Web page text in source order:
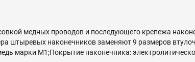
медных проводов и последующего крепежа
штыревых наконечников заменяют 9 размеров
марки М1;Покрытие наконечника: